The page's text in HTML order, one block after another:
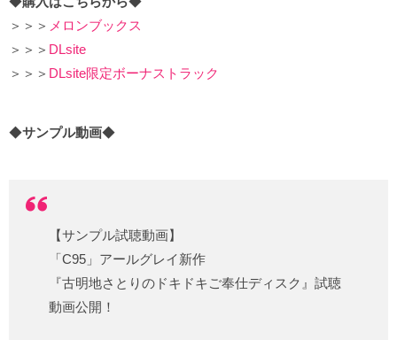
＞＞＞ メロンブックス
＞＞＞ DLsite
＞＞＞ DLsite限定ボーナストラック
◆サンプル動画◆
【サンプル試聴動画】
「C95」アールグレイ新作
『古明地さとりのドキドキご奉仕ディスク』試聴
動画公開！